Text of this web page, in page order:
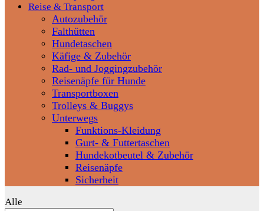
Reise & Transport
Autozubehör
Falthütten
Hundetaschen
Käfige & Zubehör
Rad- und Joggingzubehör
Reisenäpfe für Hunde
Transportboxen
Trolleys & Buggys
Unterwegs
Funktions-Kleidung
Gurt- & Futtertaschen
Hundekotbeutel & Zubehör
Reisenäpfe
Sicherheit
Alle